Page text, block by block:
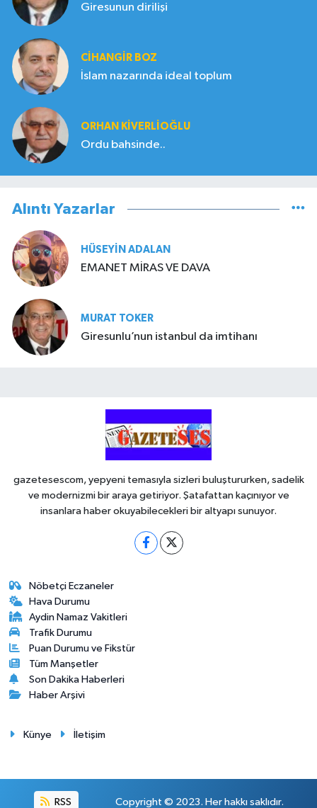
Giresunun dirilişi
CIHANGIR BOZ
İslam nazarında ideal toplum
ORHAN KIVERLIOĞLU
Ordu bahsinde..
Alıntı Yazarlar
HÜSEYIN ADALAN
EMANET MİRAS VE DAVA
MURAT TOKER
Giresunlu’nun istanbul da imtihanı
gazetesescom, yepyeni temasıyla sizleri buluştururken, sadelik
ve modernizmi bir araya getiriyor. Şatafattan kaçınıyor ve
insanlara haber okuyabilecekleri bir altyapı sunuyor.
Nöbetçi Eczaneler
Hava Durumu
Aydin Namaz Vakitleri
Trafik Durumu
Puan Durumu ve Fikstür
Tüm Manşetler
Son Dakika Haberleri
Haber Arşivi
Künye İletişim
RSS Copyright © 2023. Her hakkı saklıdır.